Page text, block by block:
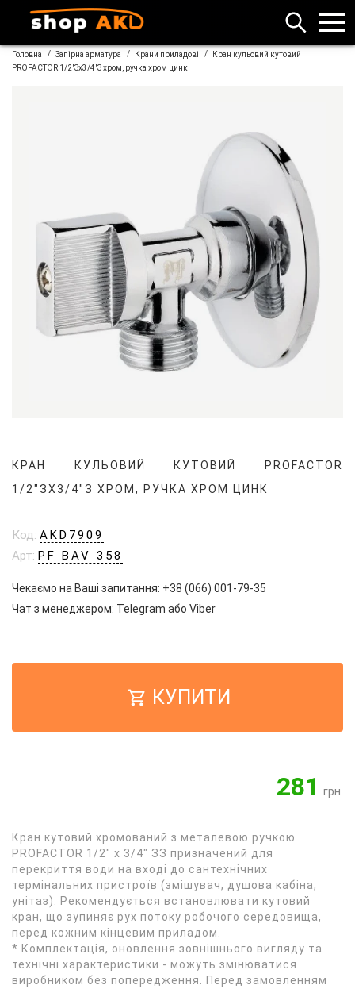
Головна / Запірна арматура / Крани приладові /
Кран кульовий кутовий
PROFACTOR 1/2"Зx3/4"З хром, ручка хром цинк
КРАН КУЛЬОВИЙ КУТОВИЙ PROFACTOR
1/2"ЗX3/4"З ХРОМ, РУЧКА ХРОМ ЦИНК
Код: AKD7909
Арт: PF BAV 358
Чекаємо на Ваші запитання: +38 (066) 001-79-35
Чат з менеджером: Telegram або Viber
КУПИТИ
281 грн.
Кран кутовий хромований з металевою ручкою
PROFACTOR 1/2" х 3/4" ЗЗ призначений для
перекриття води на вході до сантехнічних
термінальних пристроїв (змішувач, душова кабіна,
унітаз). Рекомендується встановлювати кутовий
кран, що зупиняє рух потоку робочого середовища,
перед кожним кінцевим приладом.
* Комплектація, оновлення зовнішнього вигляду та
технічні характеристики - можуть змінюватися
виробником без попередження. Перед замовленням